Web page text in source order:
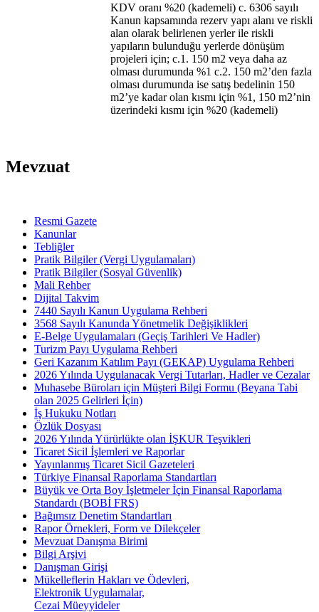
KDV oranı %20 (kademeli) c. 6306 sayılı
Kanun kapsamında rezerv yapı alanı ve riskli
alan olarak belirlenen yerler ile riskli
yapıların bulunduğu yerlerde dönüşüm
projeleri için; c.1. 150 m2 veya daha az
olması durumunda %1 c.2. 150 m2’den fazla
olması durumunda ise satış bedelinin 150
m2’ye kadar olan kısmı için %1, 150 m2’nin
üzerindeki kısmı için %20 (kademeli)
Mevzuat
Resmi Gazete
Kanunlar
Tebliğler
Pratik Bilgiler (Vergi Uygulamaları)
Pratik Bilgiler (Sosyal Güvenlik)
Mali Rehber
Dijital Takvim
7440 Sayılı Kanun Uygulama Rehberi
3568 Sayılı Kanunda Yönetmelik Değişiklikleri
E-Belge Uygulamaları (Geçiş Tarihleri Ve Hadler)
Turizm Payı Uygulama Rehberi
Geri Kazanım Katılım Payı (GEKAP) Uygulama Rehberi
2026 Yılında Uygulanacak Vergi Tutarları, Hadler ve Cezalar
Muhasebe Büroları için Müşteri Bilgi Formu (Beyana Tabi
olan 2025 Gelirleri İçin)
İş Hukuku Notları
Özlük Dosyası
2026 Yılında Yürürlükte olan İŞKUR Teşvikleri
Ticaret Sicil İşlemleri ve Raporlar
Yayınlanmış Ticaret Sicil Gazeteleri
Türkiye Finansal Raporlama Standartları
Büyük ve Orta Boy İşletmeler İçin Finansal Raporlama
Standardı (BOBİ FRS)
Bağımsız Denetim Standartları
Rapor Örnekleri, Form ve Dilekçeler
Mevzuat Danışma Birimi
Bilgi Arşivi
Danışman Girişi
Mükelleflerin Hakları ve Ödevleri,
Elektronik Uygulamalar,
Cezai Müeyyideler